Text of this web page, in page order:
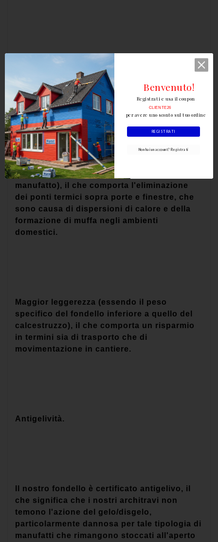
Il prodotto è altamente prestazionale ed
economicamente vantaggioso. Lo spessore
maggiorato del fondello nei nostri architravi
offre notevoli vantaggi prestazionali:
Maggior isolamento termico (essendo il
fondello l'unico elemento isolante del
manufatto), il che comporta l'eliminazione
dei ponti termici sopra porte e finestre, che
sono causa di dispersioni di calore e della
formazione di muffa negli ambienti
domestici.
Maggior leggerezza (essendo il peso
specifico del fondello inferiore a quello del
calcestruzzo), il che comporta un risparmio
in termini sia di trasporto che di
movimentazione in cantiere.
Antigelività.
Il nostro fondello è certificato antigelivo, il
che significa che i nostri architravi non
temono l'azione del gelo/disgelo,
particolarmente dannosa per tale tipologia di
manufatti che rimangono stoccati all'aperto
REGISTRATI
Non hai un account? Registrati
Registrati e usa il coupon
per avere uno sconto sul tuo ordine
CLIENTE26
Benvenuto!